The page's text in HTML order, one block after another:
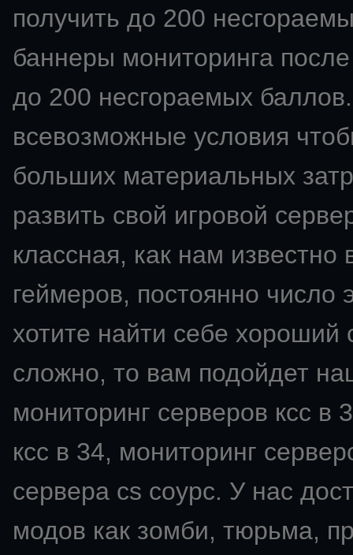
получить до 200
баннеры мониторинга
до 200 несгораемых
всевозможные условия
больших материальных
развить свой игровой
классная, как нам
геймеров, постоянно число
хотите найти себе хороший
сложно, то вам подойдет
мониторинг серверов ксс в
ксс в 34, мониторинг
сервера cs соурс. У нас
модов как зомби, тюрьма,